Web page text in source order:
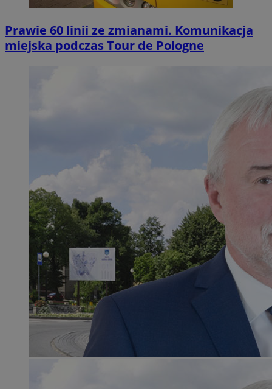
Prawie 60 linii ze zmianami. Komunikacja
miejska podczas Tour de Pologne